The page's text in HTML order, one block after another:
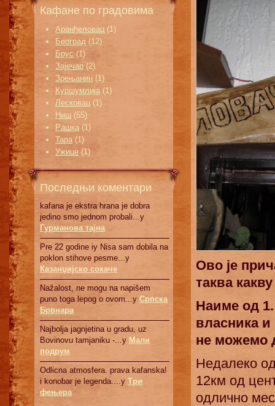
Кафане по градовима
Аранђеловац (1)
Београд (12)
Брус (1)
Зајечар (2)
Зрењанин (1)
Куршумлија (1)
Лесковац (1)
Ниш (55)
Рашка (1)
Тара (1)
Ужице (1)
Последњи коментари
kafana je ekstra hrana je dobra
jedino smo jednom probali...у
Гурманова тајна
Pre 22 godine iy Nisa sam dobila na
poklon stihove pesme...у
Казанџијско сокаче
Nažalost, ne mogu na napišem
puno toga lepog o ovom...у Српскa
Брвнaрa
Najbolja jagnjetina u gradu, uz
Bovinovu tamjaniku -...у Мали
подрум
Odlicna atmosfera. prava kafanska!
i konobar je legenda....у Три
фењера
Ово је
таква
Наиме од
власника и
не можемо
Недалеко
12км од
одлично